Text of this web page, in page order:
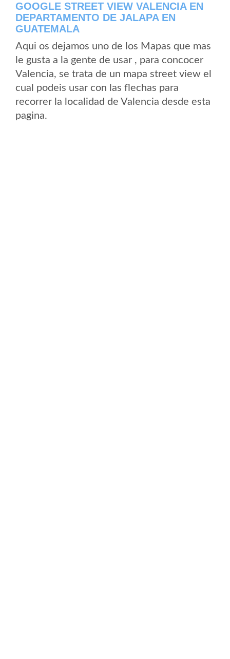
GOOGLE STREET VIEW VALENCIA EN
DEPARTAMENTO DE JALAPA EN
GUATEMALA
Aqui os dejamos uno de los Mapas que mas
le gusta a la gente de usar , para concocer
Valencia, se trata de un mapa street view el
cual podeis usar con las flechas para
recorrer la localidad de Valencia desde esta
pagina.